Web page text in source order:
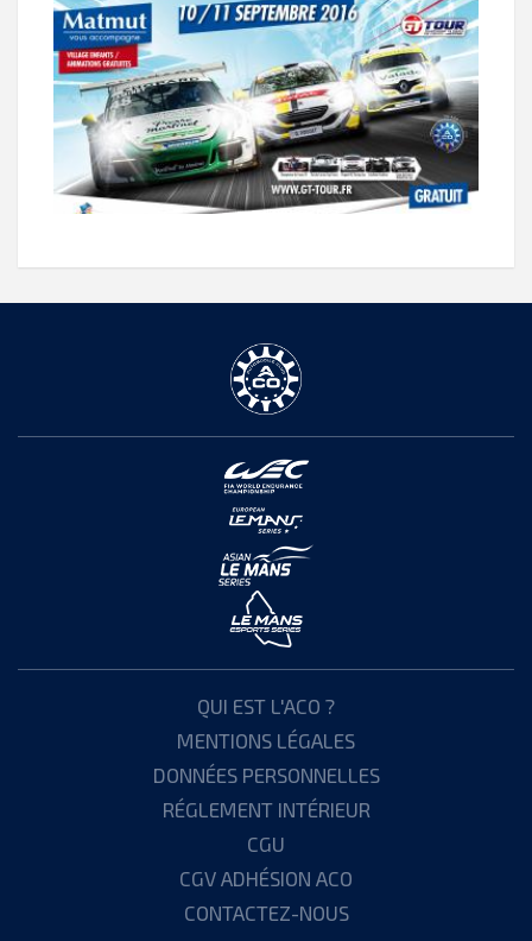
QUI EST L'ACO ?
MENTIONS LÉGALES
DONNÉES PERSONNELLES
RÉGLEMENT INTÉRIEUR
CGU
CGV ADHÉSION ACO
CONTACTEZ-NOUS